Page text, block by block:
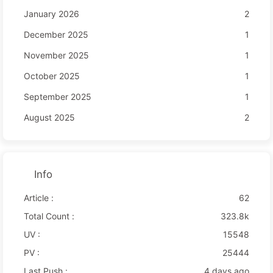
January 2026
2
December 2025
1
November 2025
1
October 2025
1
September 2025
1
August 2025
2
Info
Article :
62
Total Count :
323.8k
UV :
15548
PV :
25444